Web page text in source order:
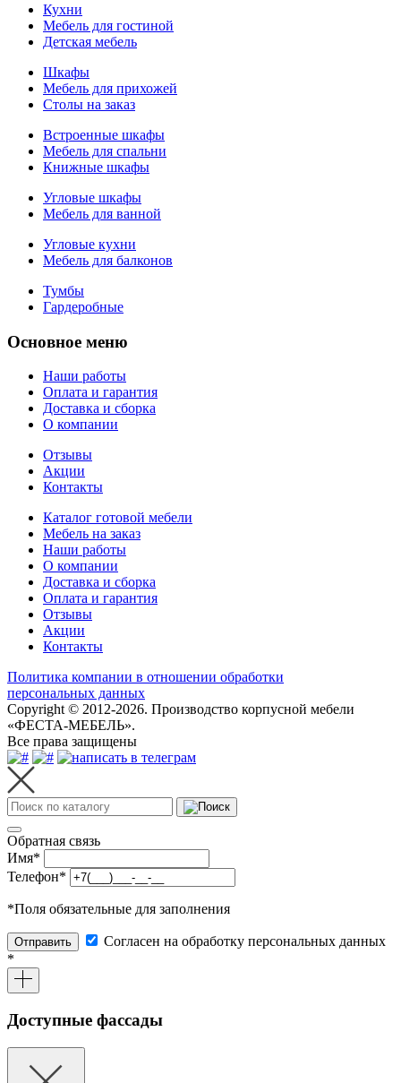
Кухни
Мебель для гостиной
Детская мебель
Шкафы
Мебель для прихожей
Столы на заказ
Встроенные шкафы
Мебель для спальни
Книжные шкафы
Угловые шкафы
Мебель для ванной
Угловые кухни
Мебель для балконов
Тумбы
Гардеробные
Основное меню
Наши работы
Оплата и гарантия
Доставка и сборка
О компании
Отзывы
Акции
Контакты
Каталог готовой мебели
Мебель на заказ
Наши работы
О компании
Доставка и сборка
Оплата и гарантия
Отзывы
Акции
Контакты
Политика компании в отношении обработки
персональных данных
Copyright © 2012-2026. Производство корпусной мебели
«ФЕСТА-МЕБЕЛЬ».
Все права защищены
Обратная связь
Имя*
Телефон*
*Поля обязательные для заполнения
Отправить
Согласен на обработку персональных данных
*
Доступные фассады